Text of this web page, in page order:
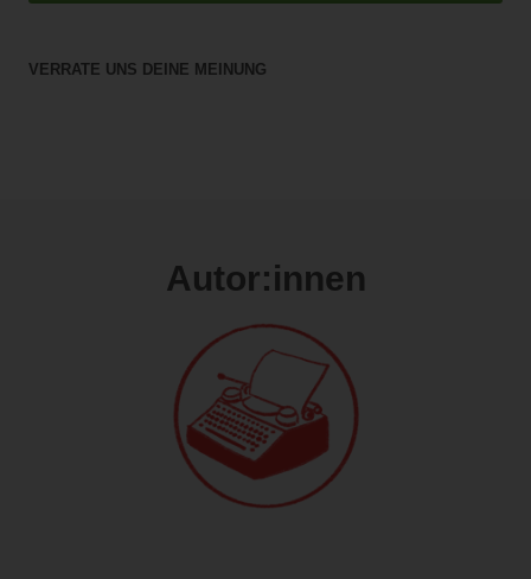
VERRATE UNS DEINE MEINUNG
Autor:innen